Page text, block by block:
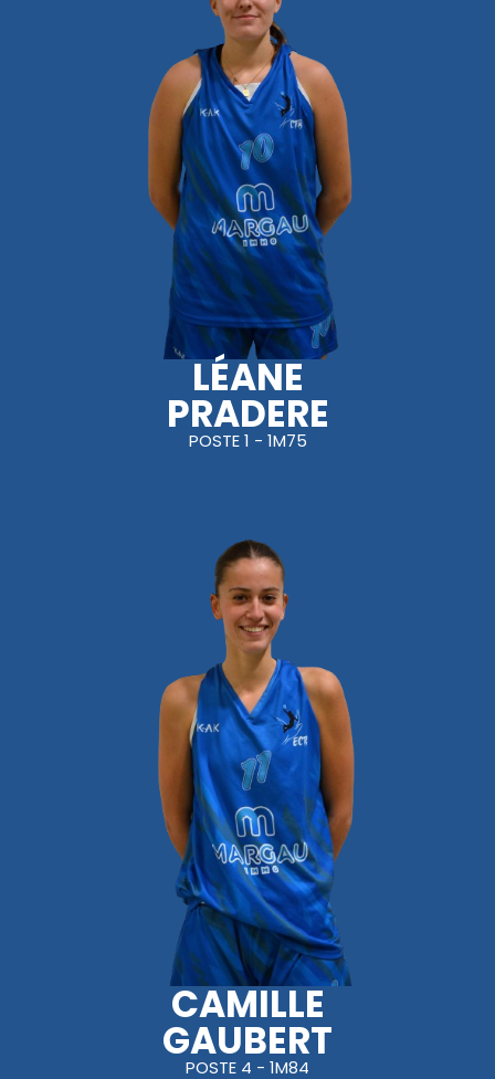
LÉANE
PRADERE
POSTE 1 - 1M75
CAMILLE
GAUBERT
POSTE 4 - 1M84